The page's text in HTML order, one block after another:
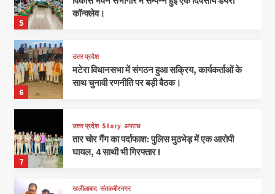
5
कॉन्क्लेव।
6
उत्तर प्रदेश
मटेरा विधानसभा में संगठन हुआ सक्रिय, कार्यकर्ताओं के
साथ चुनावी रणनीति पर बड़ी बैठक।
7
उत्तर प्रदेश Story अपराध
तार चोर गैंग का पर्दाफाश: पुलिस मुठभेड़ में एक आरोपी
घायल, 4 साथी भी गिरफ्तार !
खलीलाबाद संतकबीरनगर